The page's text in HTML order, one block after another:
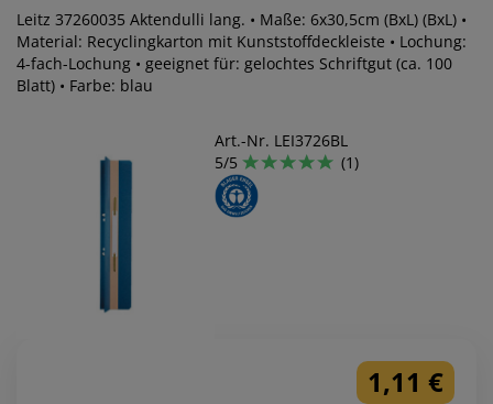
Leitz 37260035 Aktendulli lang. • Maße: 6x30,5cm (BxL) (BxL) •
Material: Recyclingkarton mit Kunststoffdeckleiste • Lochung:
4-fach-Lochung • geeignet für: gelochtes Schriftgut (ca. 100
Blatt) • Farbe: blau
Art.-Nr. LEI3726BL
5/5
(1)
1,11 €